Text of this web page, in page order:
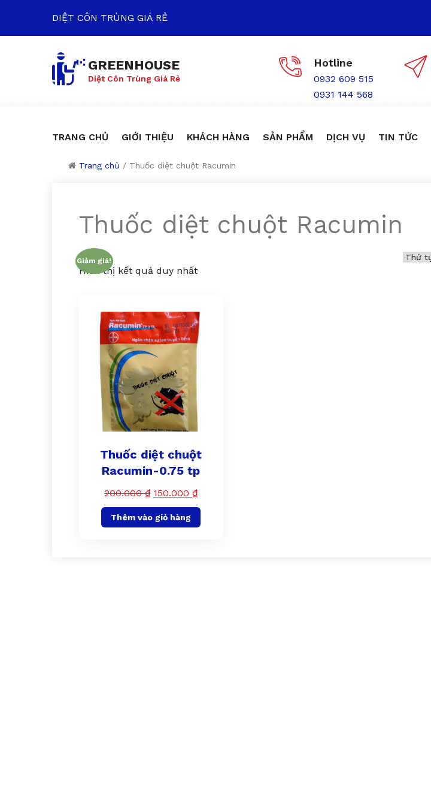
DIỆT CÔN TRÙNG GIÁ RẺ
GREENHOUSE
Diệt Côn Trùng Giá Rẻ
Hotline
0932 609 515
0931 144 568
TRANG CHỦ GIỚI THIỆU KHÁCH HÀNG SẢN PHẨM DỊCH VỤ TIN TỨC
Trang chủ / Thuốc diệt chuột Racumin
Thuốc diệt chuột Racumin
Hiển thị kết quả duy nhất
Giảm giá!
Thuốc diệt chuột
Racumin-0.75 tp
200.000₫ 150.000₫
Thêm vào giỏ hàng